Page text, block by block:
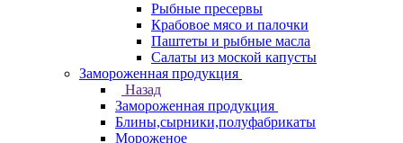
Рыбные пресервы
Крабовое мясо и палочки
Паштеты и рыбные масла
Салаты из моской капусты
Замороженная продукция
Назад
Замороженная продукция
Блины,сырники,полуфабрикаты
Мороженое